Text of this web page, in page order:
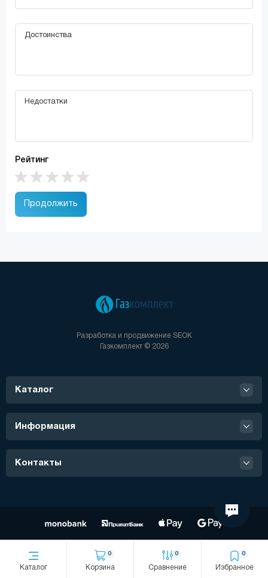
Каталог Корзина
0
Сравнение
0
Избранное
0
Рейтинг
Продолжить
Разработка и продвижение SEOK
Газкомплект © 2026
Каталог
Информация
Контакты